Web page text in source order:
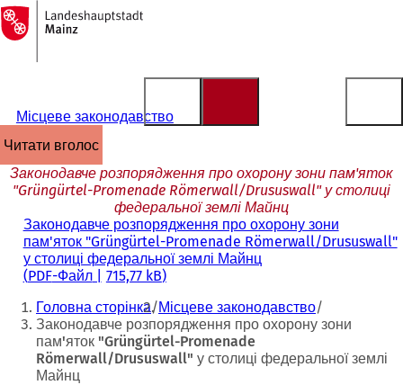
Перейти до змісту
На
головну
сторінку
Місцеве законодавство
читати вголос
Законодавче розпорядження про охорону зони пам'яток
"Grüngürtel-Promenade Römerwall/Drususwall" у столиці
федеральної землі Майнц
Законодавче розпорядження про охорону зони
пам'яток "Grüngürtel-Promenade Römerwall/Drususwall"
у столиці федеральної землі Майнц
PDF-Файл 715,77 kB
Ти
тут:
Головна сторінка Місцеве законодавство
Законодавче розпорядження про охорону зони
пам'яток "Grüngürtel-Promenade
Römerwall/Drususwall" у столиці федеральної землі
Майнц